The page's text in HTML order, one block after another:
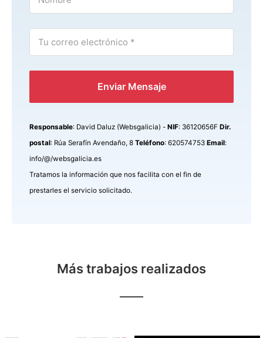
Enviar Mensaje
Responsable: David Daluz (Websgalicia) - NIF: 36120656F Dir.
postal: Rúa Serafín Avendaño, 8 Teléfono: 620574753 Email:
info/@/websgalicia.es
Tratamos la información que nos facilita con el fin de
prestarles el servicio solicitado.
Más trabajos realizados